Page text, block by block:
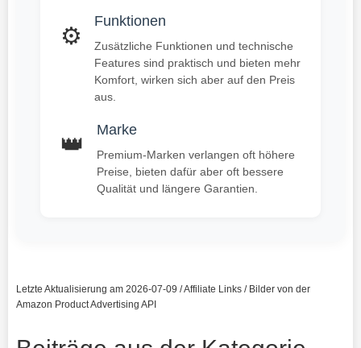
⚙️
Funktionen
Zusätzliche Funktionen und technische
Features sind praktisch und bieten mehr
Komfort, wirken sich aber auf den Preis
aus.
👑
Marke
Premium-Marken verlangen oft höhere
Preise, bieten dafür aber oft bessere
Qualität und längere Garantien.
Letzte Aktualisierung am 2026-07-09 / Affiliate Links / Bilder von der
Amazon Product Advertising API